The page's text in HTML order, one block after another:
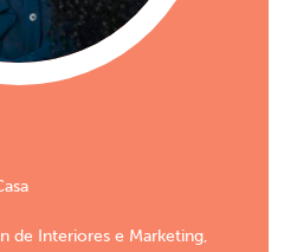
de Interiores e Marketing,